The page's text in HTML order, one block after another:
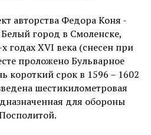
авторства Федора Коня -
город в Смоленске,
годах XVI века (снесен при
проложено Бульварное
короткий срок в 1596 – 1602
шестикилометровая
для обороны